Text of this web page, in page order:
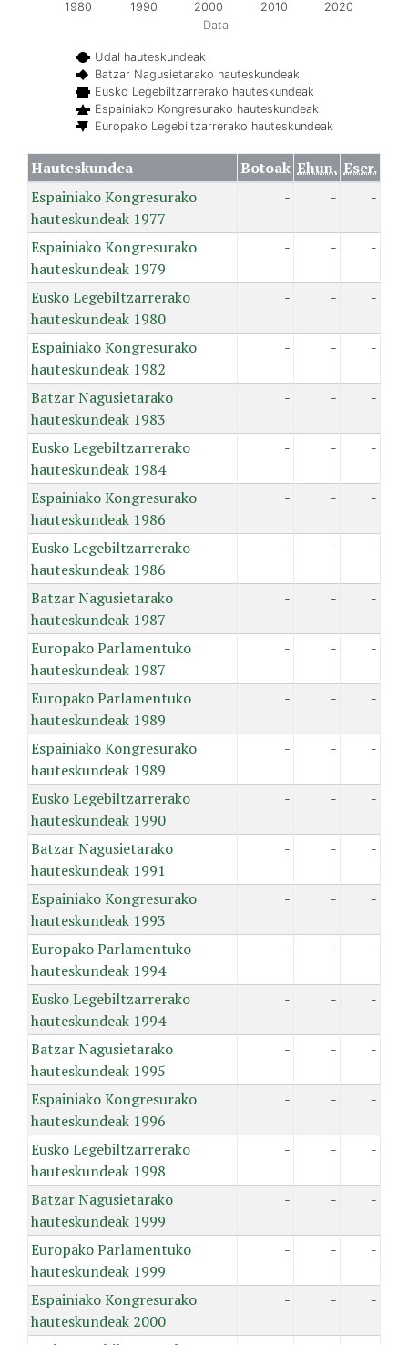
Data
Udal hauteskundeak
Batzar Nagusietarako hauteskundeak
Eusko Legebiltzarrerako hauteskundeak
Espainiako Kongresurako hauteskundeak
Europako Legebiltzarrerako hauteskundeak
1980 1990 2000 2010 2020
Hauteskundea Botoak Ehun. Eser.
Espainiako Kongresurako
hauteskundeak 1977
- - -
Espainiako Kongresurako
hauteskundeak 1979
- - -
Eusko Legebiltzarrerako
hauteskundeak 1980
- - -
Espainiako Kongresurako
hauteskundeak 1982
- - -
Batzar Nagusietarako
hauteskundeak 1983
- - -
Eusko Legebiltzarrerako
hauteskundeak 1984
- - -
Espainiako Kongresurako
hauteskundeak 1986
- - -
Eusko Legebiltzarrerako
hauteskundeak 1986
- - -
Batzar Nagusietarako
hauteskundeak 1987
- - -
Europako Parlamentuko
hauteskundeak 1987
- - -
Europako Parlamentuko
hauteskundeak 1989
- - -
Espainiako Kongresurako
hauteskundeak 1989
- - -
Eusko Legebiltzarrerako
hauteskundeak 1990
- - -
Batzar Nagusietarako
hauteskundeak 1991
- - -
Espainiako Kongresurako
hauteskundeak 1993
- - -
Europako Parlamentuko
hauteskundeak 1994
- - -
Eusko Legebiltzarrerako
hauteskundeak 1994
- - -
Batzar Nagusietarako
hauteskundeak 1995
- - -
Espainiako Kongresurako
hauteskundeak 1996
- - -
Eusko Legebiltzarrerako
hauteskundeak 1998
- - -
Batzar Nagusietarako
hauteskundeak 1999
- - -
Europako Parlamentuko
hauteskundeak 1999
- - -
Espainiako Kongresurako
hauteskundeak 2000
- - -